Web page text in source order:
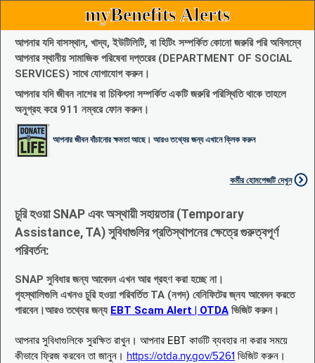
myBenefits Alerts
আপনার যদি বাসস্থান, খাদ্য, ইউটিলিটি, বা হিটিং সম্পর্কিত কোনো জরুরি পরি অবিলম্বে
আপনার স্থানীয় সামাজিক পরিষেবা দপ্তরের (DEPARTMENT OF SOCIAL
SERVICES) সাথে যোগাযোগ করুন।
আপনার যদি জীবন নাশের বা চিকিৎসা সম্পর্কিত একটি জরুরি পরিস্থিতি থাকে তাহলে
অনুগ্রহ করে 911 নম্বরে ফোন করুন।
আপনার জীবন বাঁচানোর ক্ষমতা আছে। আরও তথ্যের জন্য এখানে ক্লিক করুন
কর্মীর হোমপেজটি দেখুন
চুরি হওয়া SNAP এবং অস্থায়ী সহায়তার (Temporary
Assistance, TA) সুবিধাগুলির প্রতিস্থাপনের ক্ষেত্রে গুরুত্বপূর্ণ
পরিবর্তন:
SNAP সুবিধার জন্য আবেদন এখন আর গ্রহণ করা হচ্ছে না।
গৃহস্থালিগুলি এখনও চুরি হওয়া পরিবর্তিত TA (নগদ) বেনিফিটের জ্নয আবেদন করতে
পারবেন।আরও তথ্যের জন্য EBT Scam Alert | OTDA ভিজিট করুন।
আপনার সুবিধাগুলিকে সুরক্ষিত রাখুন। আপনার EBT কার্ডটি ব্যবহার না করার সময়ে
কীভাবে ফ্রিজ করবেন তা জানুন। https://otda.ny.gov/5261 ভিজিট করুন।